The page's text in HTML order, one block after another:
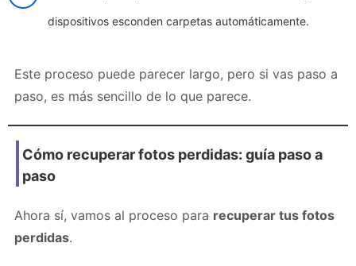
dispositivos esconden carpetas automáticamente.
Este proceso puede parecer largo, pero si vas paso a
paso, es más sencillo de lo que parece.
Cómo recuperar fotos perdidas: guía paso a
paso
Ahora sí, vamos al proceso para recuperar tus fotos
perdidas.